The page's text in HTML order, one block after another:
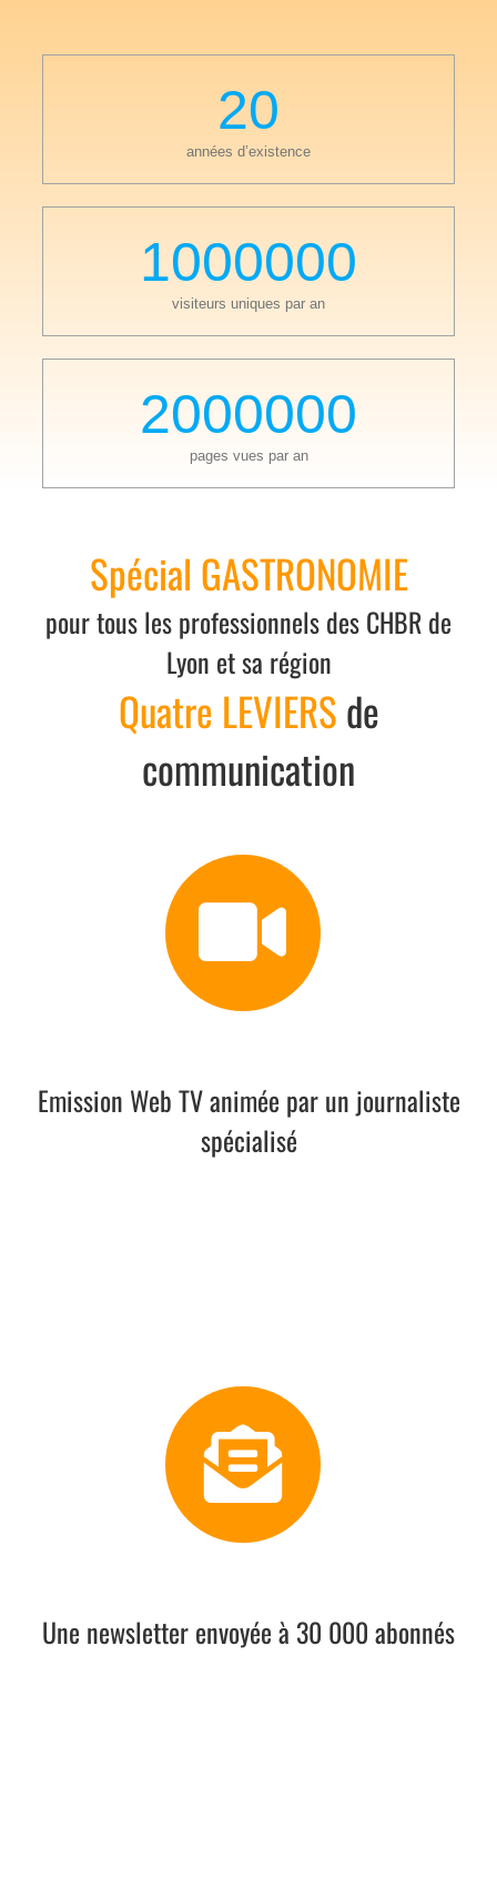
20
années d’existence
1000000
visiteurs uniques par an
2000000
pages vues par an
Spécial GASTRONOMIE
pour tous les professionnels des CHBR de
Lyon et sa région
Quatre LEVIERSde
communication
Emission Web TV animée par un journaliste
spécialisé
Une newsletter envoyée à 30 000 abonnés